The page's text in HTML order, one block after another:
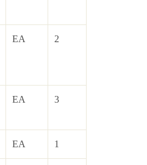
EA 2
EA 3
EA 1